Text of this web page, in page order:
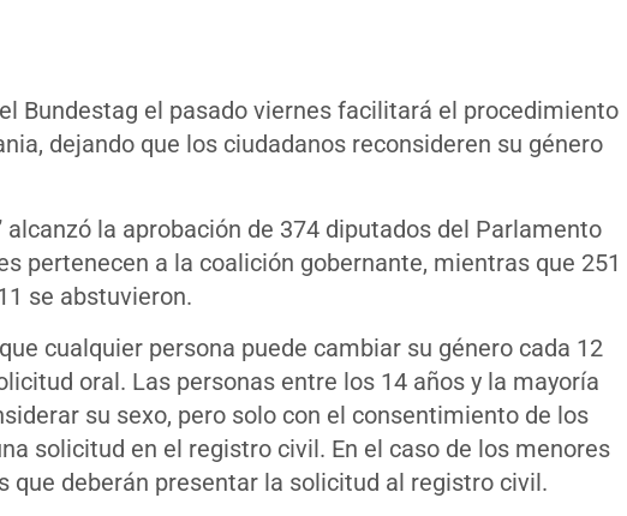
Bundestag el pasado viernes facilitará el procedimiento
dejando que los ciudadanos reconsideren su género
alcanzó la aprobación de 374 diputados del Parlamento
pertenecen a la coalición gobernante, mientras que 251
se abstuvieron.
cualquier persona puede cambiar su género cada 12
oral. Las personas entre los 14 años y la mayoría
su sexo, pero solo con el consentimiento de los
solicitud en el registro civil. En el caso de los menores
que deberán presentar la solicitud al registro civil.